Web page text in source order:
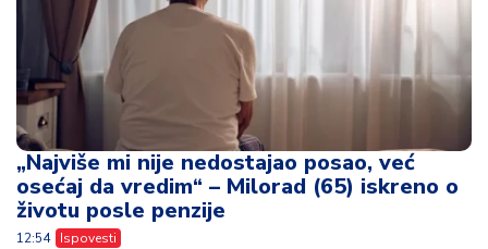
„Najviše mi nije nedostajao posao, već
osećaj da vredim“ – Milorad (65) iskreno o
životu posle penzije
12:54 Ispovesti